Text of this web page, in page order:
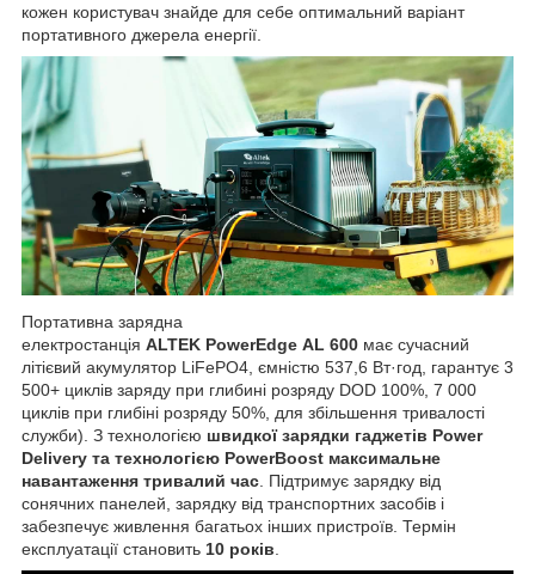
кожен користувач знайде для себе оптимальний варіант
портативного джерела енергії.
Портативна зарядна
електростанція ALTEK PowerEdge AL 600 має сучасний
літієвий акумулятор LiFePO4, ємністю 537,6 Вт·год, гарантує 3
500+ циклів заряду при глибині розряду DOD 100%, 7 000
циклів при глибіні розряду 50%, для збільшення тривалості
служби). З технологією швидкої зарядки гаджетів Power
Delivery та технологією PowerBoost максимальне
навантаження тривалий час. Підтримує зарядку від
сонячних панелей, зарядку від транспортних засобів і
забезпечує живлення багатьох інших пристроїв. Термін
експлуатації становить 10 років.